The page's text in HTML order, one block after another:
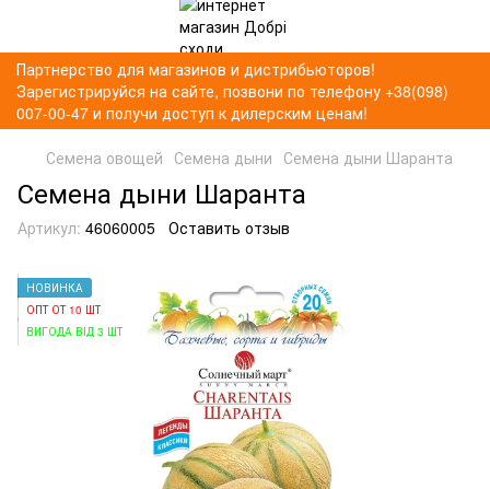
Партнерство для магазинов и дистрибьюторов!
Зарегистрируйся на сайте, позвони по телефону +38(098)
007-00-47 и получи доступ к дилерским ценам!
Семена овощей Семена дыни Семена дыни Шаранта
Семена дыни Шаранта
Артикул: 46060005 Оставить отзыв
НОВИНКА
ОПТ ОТ 10 ШТ
ВИГОДА ВІД 3 ШТ